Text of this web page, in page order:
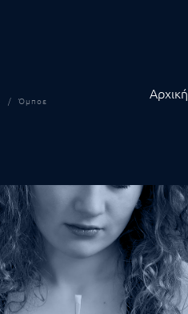
Αρχική
Όμποε